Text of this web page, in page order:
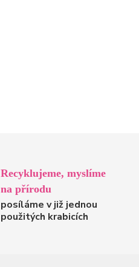
Recyklujeme, myslíme
na přírodu
posíláme v již jednou
použitých krabicích